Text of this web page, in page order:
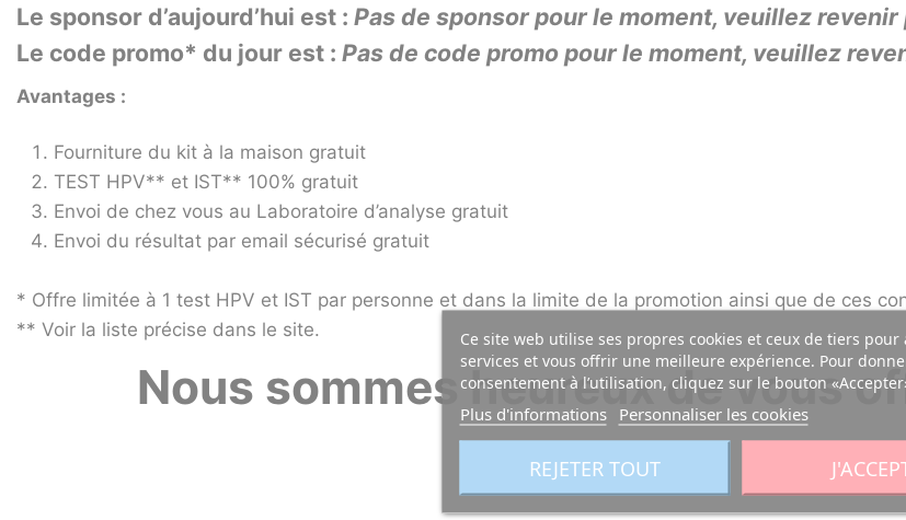
Le sponsor d’aujourd’hui est : Pas de sponsor pour le moment, veuillez revenir
Le code promo* du jour est : Pas de code promo pour le moment, veuillez
Avantages :
Fourniture du kit à la maison gratuit
TEST HPV** et IST** 100% gratuit
Envoi de chez vous au Laboratoire d’analyse gratuit
Envoi du résultat par email sécurisé gratuit
* Offre limitée à 1 test HPV et IST par personne et dans la limite de la promotion ainsi que de ces
** Voir la liste précise dans le site.
Nous sommes heureux de vous
Ce site web utilise ses propres cookies et ceux de tiers pour
services et vous offrir une meilleure expérience. Pour
consentement à l’utilisation, cliquez sur le bouton
Plus d'informations Personnaliser les cookies
REJETER TOUT